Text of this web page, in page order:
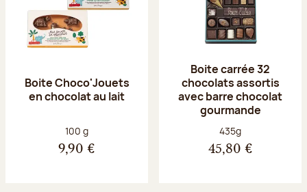
Boite Choco'Jouets
en chocolat au lait
Poids net :
100 g
9,90 €
Boite carrée 32
chocolats assortis
avec barre chocolat
gourmande
Poids net :
435g
45,80 €